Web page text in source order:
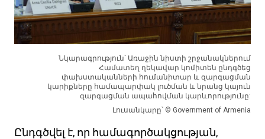
Նկարագրություն՝ Առաջին նիստի շրջանակներում
Համատեղ ղեկավար կոմիտեն ընդգծեց
փախստականների հումանիտար և զարգացման
կարիքները համապարփակ լուծման և նրանց կայուն
զարգացման ապահովման կարևորությունը:
Լուսանկարը՝ © Government of Armenia
Ընդգծվել է, որ համագործակցության,